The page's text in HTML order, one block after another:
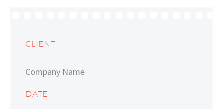
CLIENT
Company Name
DATE